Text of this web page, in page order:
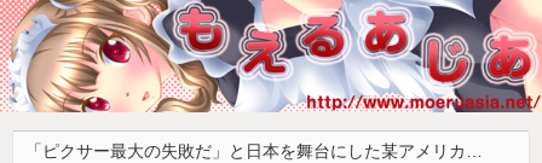
「ピクサー最大の失敗だ」と日本を舞台にした某アメリカ産アニメが話題に、日本と韓国の両方に失礼すぎるわ……